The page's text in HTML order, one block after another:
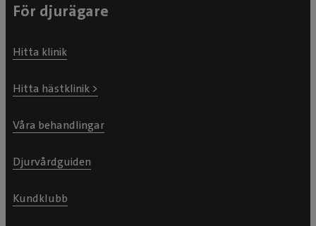
För djurägare
Hitta klinik
Hitta hästklinik >
Våra behandlingar
Djurvårdguiden
Kundklubb